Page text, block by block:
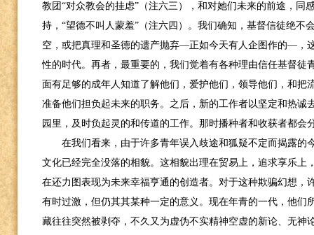
教团“对众教会的挂虑”（注六三），和对她们未来的前途，同
持，“望德不叫人蒙羞”（注六四）。我们确知，基督信徒绝不
空，或把真理和圣德的遗产抛弃—正如今天有人企图作的—，
性的时代。再者，最重要的，我们觉着有各种理由信任基督徒
面有足够的成年人知道了解他们，爱护他们，领导他们，和把
准备他们担负起未来的职务。之后，新的工作者以坚定和热诚
园里，及时负起灵的和传道的工作。那时播种者和收获者都会
在我们看来，由于许多青年误入歧途和狐疑不定而揭露的
文化已经完全没落的相貌。这相貌出理在贸易上，追求享乐上
在还力图表现为未来幸福亨通的创造者。对于这种欺骗幻想，
有时过激，但仍其其某种一定的意义。现在年青的一代，他们
藏往往突然被剥夺，不久又为虚伪不实精神空虚的新论、无神